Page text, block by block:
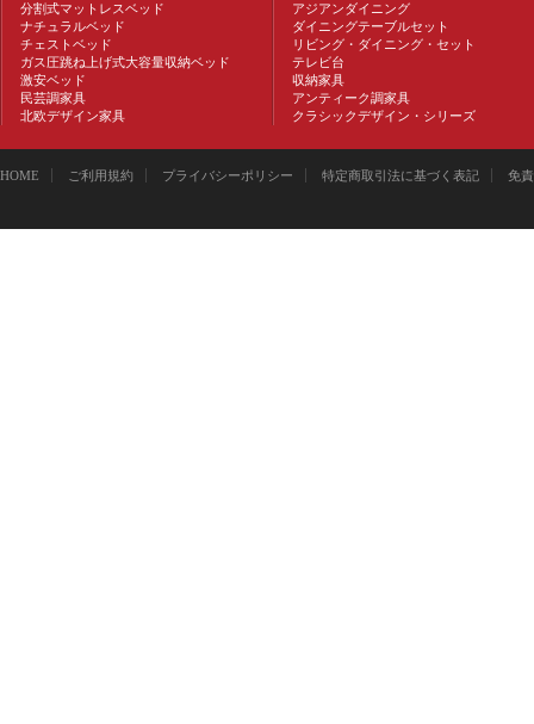
分割式マットレスベッド
ナチュラルベッド
チェストベッド
ガス圧跳ね上げ式大容量収納ベッド
激安ベッド
民芸調家具
北欧デザイン家具
アジアンダイニング
ダイニングテーブルセット
リビング・ダイニング・セット
テレビ台
収納家具
アンティーク調家具
クラシックデザイン・シリーズ
HOME ご利用規約 プライバシーポリシー 特定商取引法に基づく表記 免